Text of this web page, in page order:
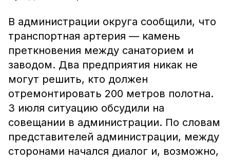
В администрации округа сообщили, что
транспортная артерия — камень
преткновения между санаторием и
заводом. Два предприятия никак не
могут решить, кто должен
отремонтировать 200 метров полотна.
3 июля ситуацию обсудили на
совещании в администрации. По словам
представителей администрации, между
сторонами начался диалог и, возможно,